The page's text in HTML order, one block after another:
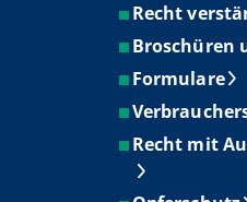
Recht
Broschüren
Formulare
Recht mit